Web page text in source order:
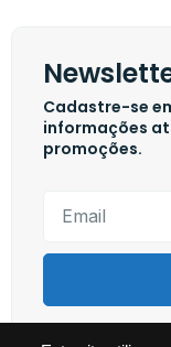
Cadastre-se
informações
promoções.